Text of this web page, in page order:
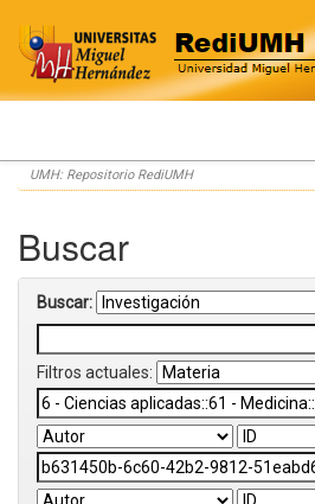
Skip
navigation
UMH: Repositorio RediUMH
Buscar
Buscar:
Filtros actuales: